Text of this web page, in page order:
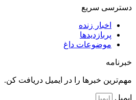
دسترسی سریع
اخبار زنده
پربازدیدها
موضوعات داغ
خبرنامه
مهم‌ترین خبرها را در ایمیل دریافت کن.
ایمیل